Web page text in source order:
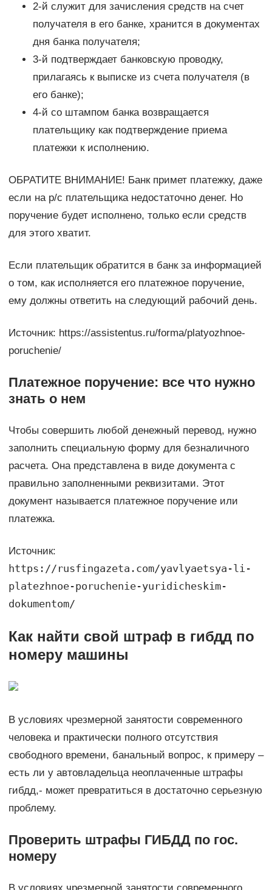
2-й служит для зачисления средств на счет
получателя в его банке, хранится в документах
дня банка получателя;
3-й подтверждает банковскую проводку,
прилагаясь к выписке из счета получателя (в
его банке);
4-й со штампом банка возвращается
плательщику как подтверждение приема
платежки к исполнению.
ОБРАТИТЕ ВНИМАНИЕ! Банк примет платежку, даже
если на р/с плательщика недостаточно денег. Но
поручение будет исполнено, только если средств
для этого хватит.
Если плательщик обратится в банк за информацией
о том, как исполняется его платежное поручение,
ему должны ответить на следующий рабочий день.
Источник: https://assistentus.ru/forma/platyozhnoe-
poruchenie/
Платежное поручение: все что нужно
знать о нем
Чтобы совершить любой денежный перевод, нужно
заполнить специальную форму для безналичного
расчета. Она представлена в виде документа с
правильно заполненными реквизитами. Этот
документ называется платежное поручение или
платежка.
Источник:
https://rusfingazeta.com/yavlyaetsya-li-
platezhnoe-poruchenie-yuridicheskim-
dokumentom/
Как найти свой штраф в гибдд по
номеру машины
В условиях чрезмерной занятости современного
человека и практически полного отсутствия
свободного времени, банальный вопрос, к примеру –
есть ли у автовладельца неоплаченные штрафы
гибдд,- может превратиться в достаточно серьезную
проблему.
Проверить штрафы ГИБДД по гос.
номеру